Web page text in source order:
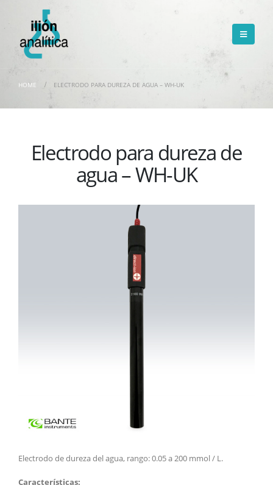
HOME ELECTRODO PARA DUREZA DE AGUA – WH-UK
Electrodo para dureza de
agua – WH-UK
Electrodo de dureza del agua, rango: 0.05 a 200 mmol / L.
Características: